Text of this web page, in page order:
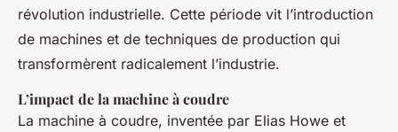
révolution industrielle. Cette période vit l’introduction
de machines et de techniques de production qui
transformèrent radicalement l’industrie.
L’impact de la machine à coudre
La machine à coudre, inventée par Elias Howe et